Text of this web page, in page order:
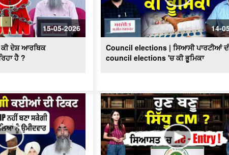
15-05-2026
ਕੀ ਦੇਸ਼ ਆਰਥਿਕ
ਹੈ ?
14-
Council elections | ਸਿਆਸੀ ਪਾਰਟੀਆਂ
council elections 'ਚ ਕੀ ਭੂਮਿਕਾ